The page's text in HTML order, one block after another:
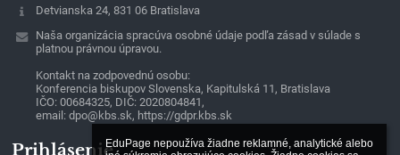
EduPage nepoužíva žiadne reklamné, analytické alebo
Detvianska 24, 831 06 Bratislava
Naša organizácia spracúva osobné údaje podľa zásad v súlade s
platnou právnou úpravou.
Kontakt na zodpovednú osobu:
Konferencia biskupov Slovenska, Kapitulská 11, Bratislava
IČO: 00684325, DIČ: 2020804841,
email: dpo@kbs.sk, https://gdpr.kbs.sk
Prihlásenie